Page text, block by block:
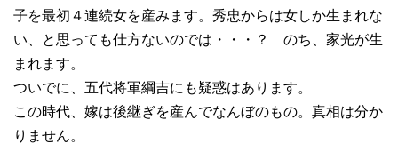
子を最初４連続女を産みます。秀忠からは女しか生まれな
い、と思っても仕方ないのでは・・・？ のち、家光が生
まれます。
ついでに、五代将軍綱吉にも疑惑はあります。
この時代、嫁は後継ぎを産んでなんぼのもの。真相は分か
りません。